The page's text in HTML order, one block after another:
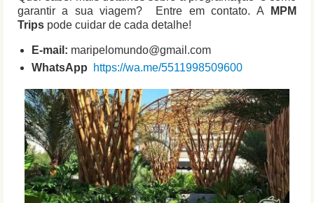
garantir a sua viagem? Entre em contato. A
MPM
Trips pode cuidar de cada detalhe!
E-mail: maripelomundo@gmail.com
WhatsApp
https://wa.me/5511998509600